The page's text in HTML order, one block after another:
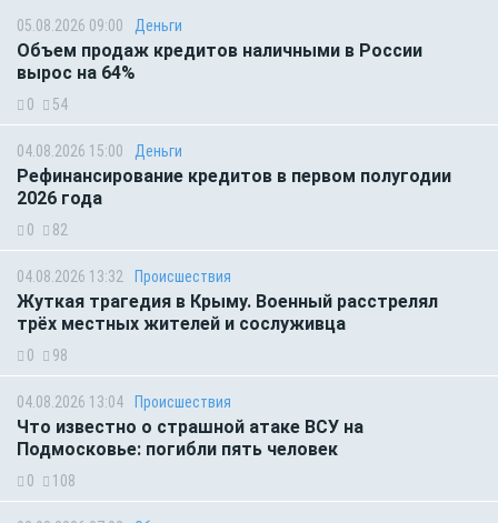
05.08.2026 09:00 Деньги
Объем продаж кредитов наличными в России
вырос на 64%
0 54
04.08.2026 15:00 Деньги
Рефинансирование кредитов в первом полугодии
2026 года
0 82
04.08.2026 13:32 Происшествия
Жуткая трагедия в Крыму. Военный расстрелял
трёх местных жителей и сослуживца
0 98
04.08.2026 13:04 Происшествия
Что известно о страшной атаке ВСУ на
Подмосковье: погибли пять человек
0 108